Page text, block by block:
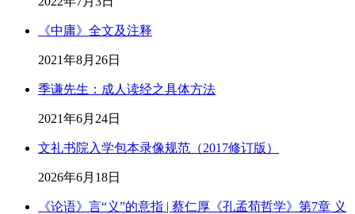
《中庸》全文及注释
2021年8月26日
季谦先生：成人读经之具体方法
2021年6月24日
文礼书院入学包本录像规范（2017修订版）
2026年6月18日
《论语》言“义”的意指 | 蔡仁厚《孔孟荀哲学》第7章 义